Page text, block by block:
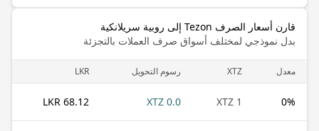
قارن أسعار الصرف Tezon إلى روبية سريلانكية
بدل نموذجي لمختلف أسواق صرف العملات بالتجزئة
معدل XTZ رسوم التحويل LKR
0%
1 XTZ
0.0 XTZ
68.12 LKR